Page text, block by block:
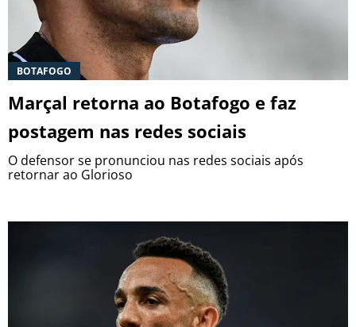
BOTAFOGO
Marçal retorna ao Botafogo e faz
postagem nas redes sociais
O defensor se pronunciou nas redes sociais após
retornar ao Glorioso